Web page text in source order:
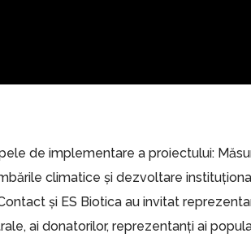
de implementare a proiectului:
climatice și dezvoltare
și ES Biotica au invitat
ai donatorilor, reprezentanți ai